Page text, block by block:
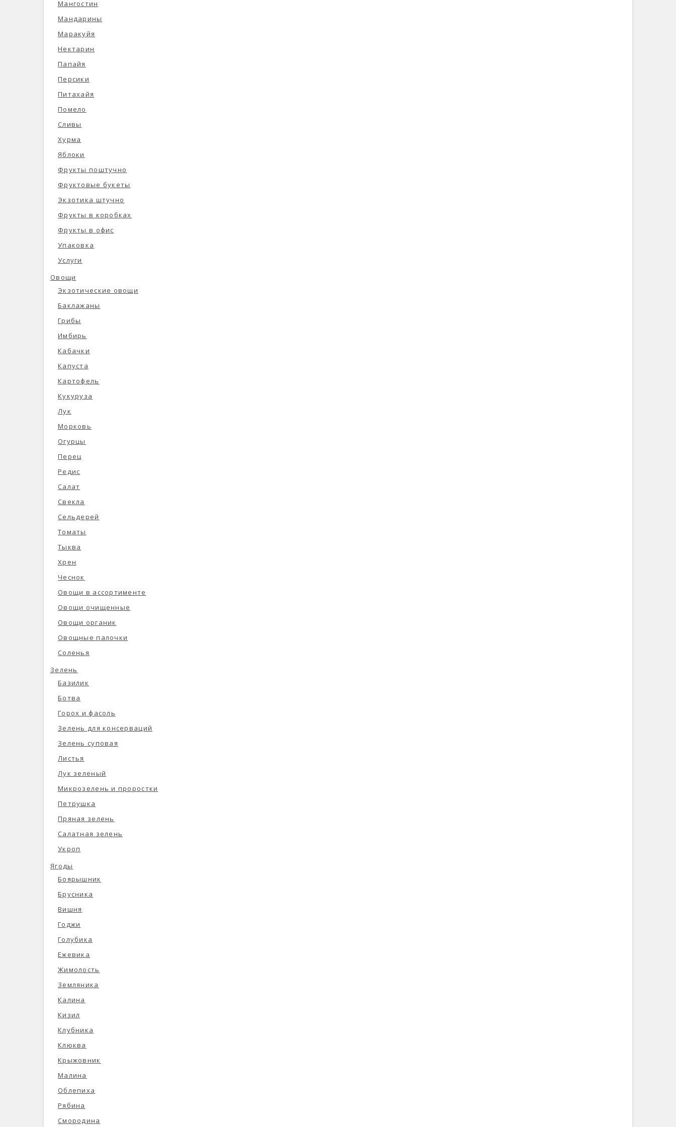
Мангостин
Мандарины
Маракуйя
Нектарин
Папайя
Персики
Питахайя
Помело
Сливы
Хурма
Яблоки
Фрукты поштучно
Фруктовые букеты
Экзотика штучно
Фрукты в коробках
Фрукты в офис
Упаковка
Услуги
Овощи
Экзотические овощи
Баклажаны
Грибы
Имбирь
Кабачки
Капуста
Картофель
Кукуруза
Лук
Морковь
Огурцы
Перец
Редис
Салат
Свекла
Сельдерей
Томаты
Тыква
Хрен
Чеснок
Овощи в ассортименте
Овощи очищенные
Овощи органик
Овощные палочки
Соленья
Зелень
Базилик
Ботва
Горох и фасоль
Зелень для консерваций
Зелень суповая
Листья
Лук зеленый
Микрозелень и проростки
Петрушка
Пряная зелень
Салатная зелень
Укроп
Ягоды
Боярышник
Брусника
Вишня
Годжи
Голубика
Ежевика
Жимолость
Земляника
Калина
Кизил
Клубника
Клюква
Крыжовник
Малина
Облепиха
Рябина
Смородина